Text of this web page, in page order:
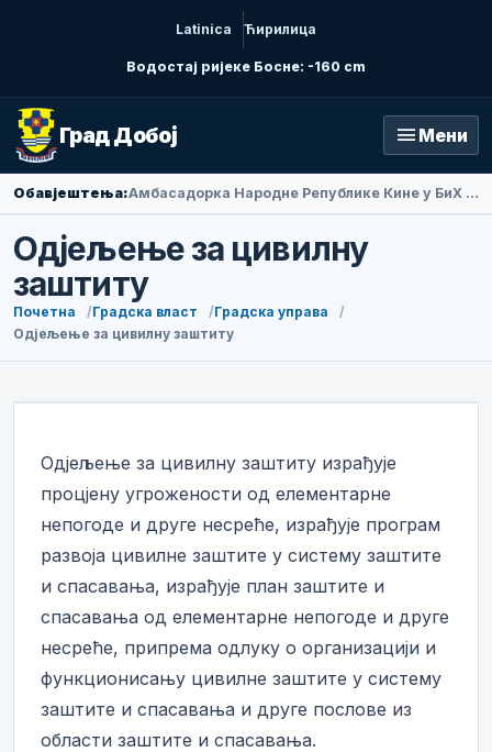
Latinica Ћирилица
Водостај ријеке Босне: -160 cm
Град Добој menu Мени
Обавјештења: Амбасадорка Народне Републике Кине у БиХ Ли Фан посјетила Добој
Одјељење за цивилну
заштиту
Почетна Градска власт
Градска управа
Одјељење за цивилну заштиту
Одјељење за цивилну заштиту израђује
процјену угрожености од елементарне
непогоде и друге несреће, израђује програм
развоја цивилне заштите у систему заштите
и спасавања, израђује план заштите и
спасавања од елементарне непогоде и друге
несреће, припрема одлуку о организацији и
функционисању цивилне заштите у систему
заштите и спасавања и друге послове из
области заштите и спасавања.